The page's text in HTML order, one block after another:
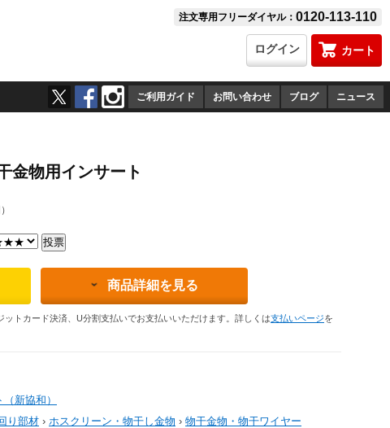
注文専用フリーダイヤル： 0120-113-110
カート
ログイン
ご利用ガイド お問い合わせ ブログ ニュース
物用インサート
商品詳細を見る
トカード決済、U分割支払いでお支払いいただけます。詳しくは支払いページを
新協和）
り部材 › ホスクリーン・物干し金物 › 物干金物・物干ワイヤー